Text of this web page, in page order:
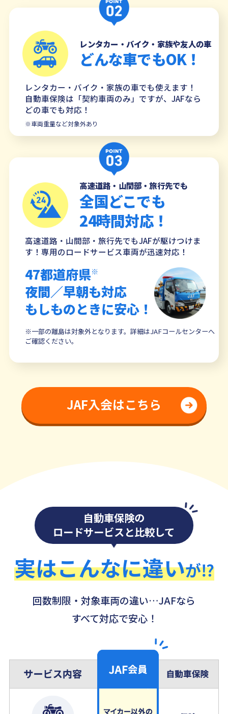
レンタカー・バイク・家族や友人の車
どんな車でもOK！
レンタカー・バイク・家族の車でも使えます！
自動車保険は「契約車両のみ」ですが、JAFなら
どの車でも対応！
※車両重量など対象外あり
高速道路・山間部・旅行先でも
全国どこでも
24時間対応！
高速道路・山間部・旅行先でもJAFが駆けつけま
す！専用のロードサービス車両が迅速対応！
47都道府県※
夜間／早朝も対応
もしものときに安心！
※一部の離島は対象外となります。詳細はJAFコールセンターへ
ご確認ください。
JAF入会はこちら
自動車保険の
ロードサービスと比較して
実はこんなに違いが⁉
回数制限・対象車両の違い…JAFなら
すべて対応で安心！